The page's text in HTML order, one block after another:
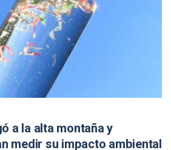
a la alta montaña y
medir su impacto ambiental